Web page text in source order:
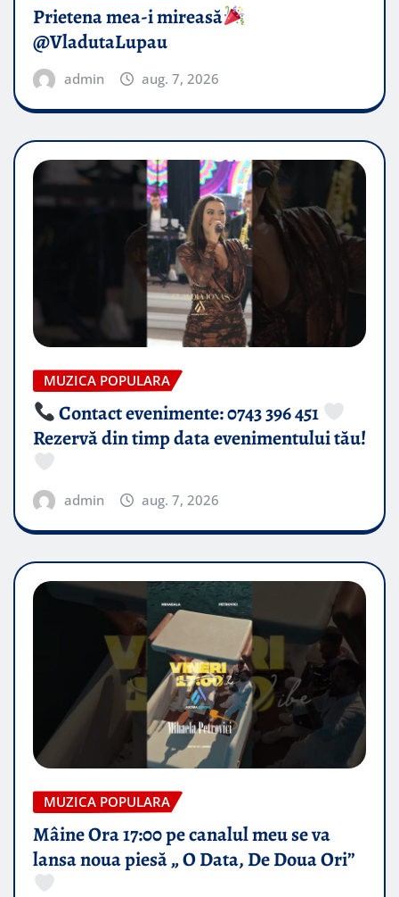
Prietena mea-i mireasă​
@VladutaLupau
admin aug. 7, 2026
MUZICA POPULARA
Contact evenimente: 0743 396 451
Rezervă din timp data evenimentului tău!
admin aug. 7, 2026
MUZICA POPULARA
Mâine Ora 17:00 pe canalul meu se va
lansa noua piesă „ O Data, De Doua Ori”